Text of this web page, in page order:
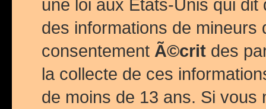
une loi aux Etats-Unis qui
des informations de mineurs
consentement Ã©crit des
la collecte de ces
de moins de 13 ans. Si